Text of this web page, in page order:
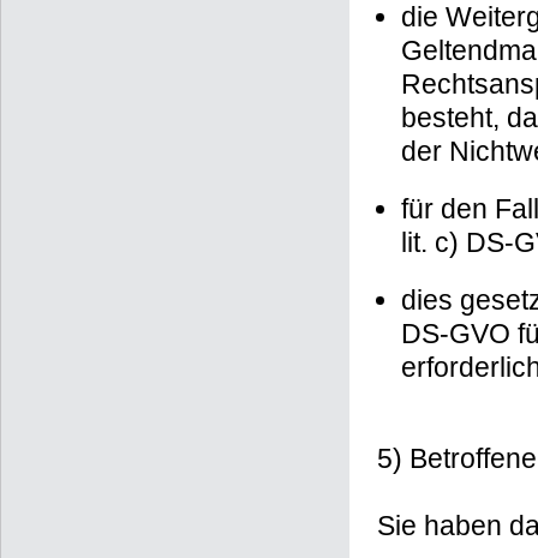
die
besteht,
der
für den
lit. c) DS-
dies
DS-GVO
5)
Sie haben